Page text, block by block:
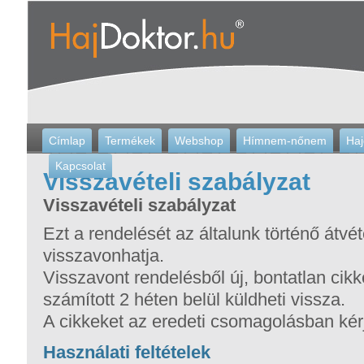
Címlap Termékek Webshop Hímnem-nőnem
Kapcsolat
Visszavételi szabályzat
Visszavételi szabályzat
Ezt a rendelését az általunk történő
visszavonhatja.
Visszavont rendelésből új, bontatlan
számított 2 héten belül küldheti vissza.
A cikkeket az eredeti csomagolásban
Használati feltételek